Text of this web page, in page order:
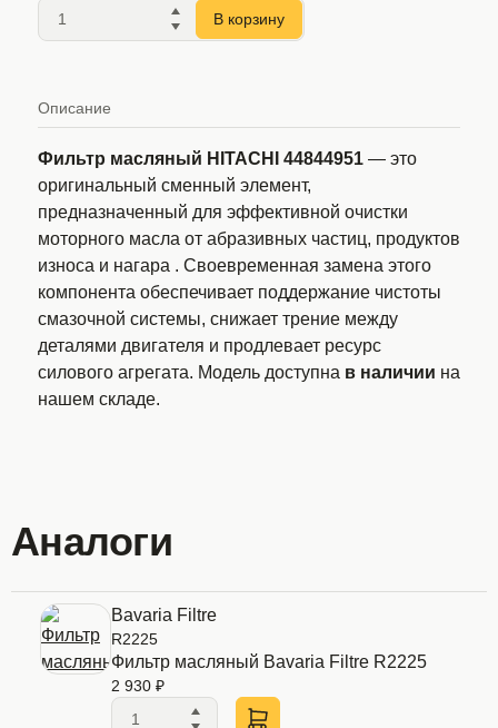
В корзину
Описание
Фильтр масляный HITACHI 44844951 — это
оригинальный сменный элемент,
предназначенный для эффективной очистки
моторного масла от абразивных частиц, продуктов
износа и нагара . Своевременная замена этого
компонента обеспечивает поддержание чистоты
смазочной системы, снижает трение между
деталями двигателя и продлевает ресурс
силового агрегата. Модель доступна в наличии на
нашем складе.
Аналоги
Bavaria Filtre
R2225
Фильтр масляный Bavaria Filtre R2225
2 930 ₽